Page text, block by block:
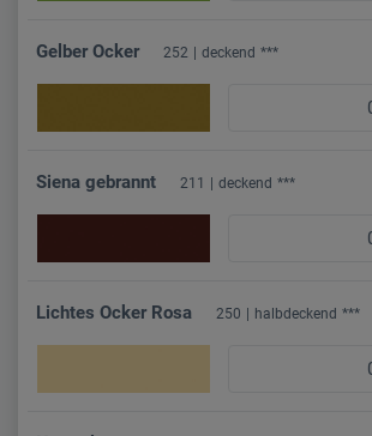
Gelber Ocker 252 deckend ***
Siena gebrannt 211 deckend ***
Lichtes Ocker Rosa 250 halbdeckend ***